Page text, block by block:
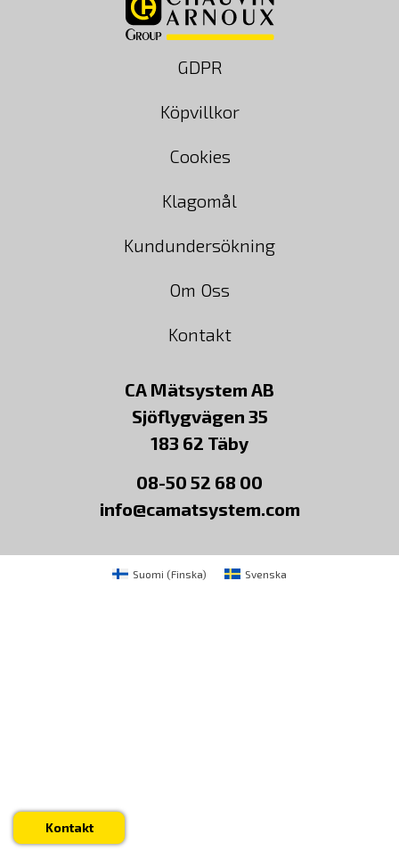
GDPR
Köpvillkor
Cookies
Klagomål
Kundundersökning
Om Oss
Kontakt
CA Mätsystem AB
Sjöflygvägen 35
183 62 Täby
08-50 52 68 00
info@camatsystem.com
Kontakt
Suomi (Finska) Svenska